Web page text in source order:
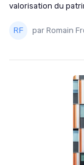
valorisation du
par Romain